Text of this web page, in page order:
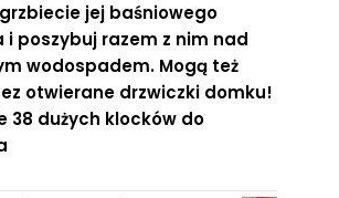
jej baśniowego
i poszybuj razem z nim nad
wodospadem. Mogą też
otwierane drzwiczki domku!
38 dużych klocków do